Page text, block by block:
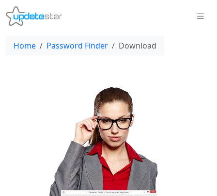
Home Password Finder Download